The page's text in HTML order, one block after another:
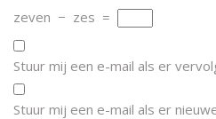
zeven − zes =
Stuur mij een e-mail als er
Stuur mij een e-mail als er